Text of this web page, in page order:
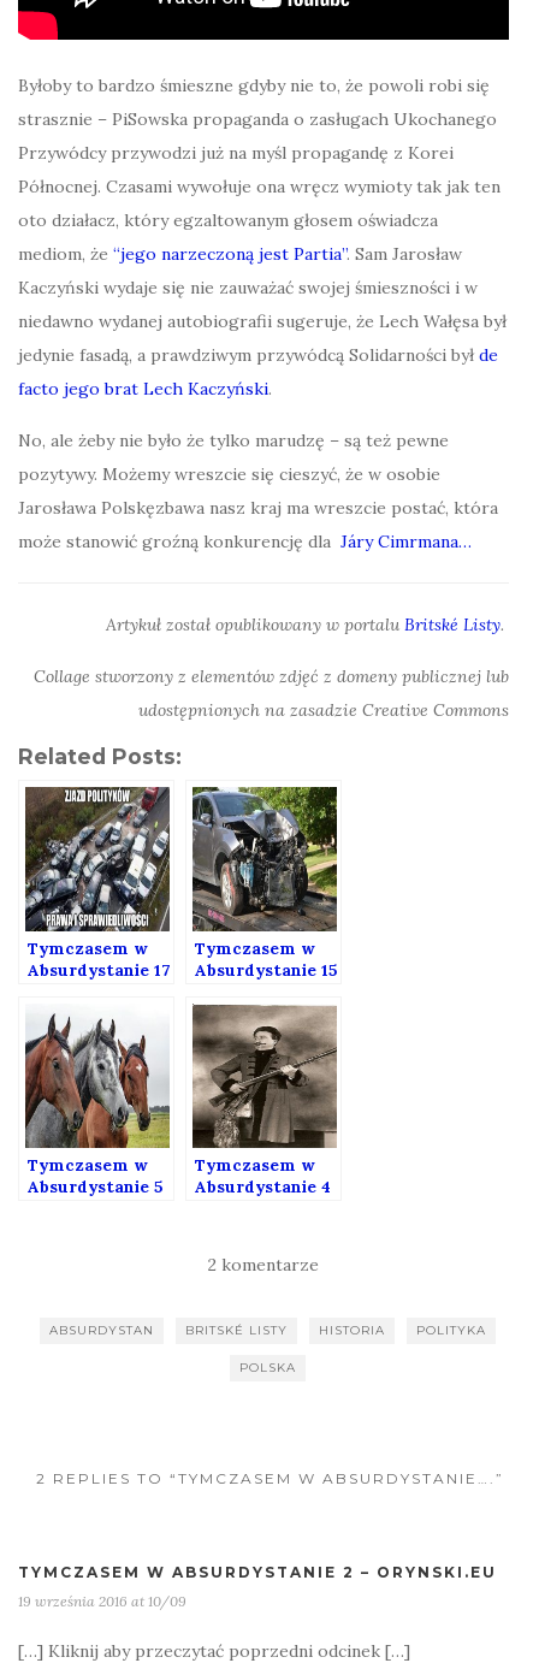
Byłoby to bardzo śmieszne gdyby nie to, że powoli robi się
strasznie – PiSowska propaganda o zasługach Ukochanego
Przywódcy przywodzi już na myśl propagandę z Korei
Północnej. Czasami wywołuje ona wręcz wymioty tak jak ten
oto działacz, który egzaltowanym głosem oświadcza
mediom, że “jego narzeczoną jest Partia”. Sam Jarosław
Kaczyński wydaje się nie zauważać swojej śmieszności i w
niedawno wydanej autobiografii sugeruje, że Lech Wałęsa był
jedynie fasadą, a prawdziwym przywódcą Solidarności byłde
facto jego brat Lech Kaczyński.
No, ale żeby nie było że tylko marudzę – są też pewne
pozytywy. Możemy wreszcie się cieszyć, że w osobie
Jarosława Polskęzbawa nasz kraj ma wreszcie postać, która
może stanowić groźną konkurencję dla Járy Cimrmana…
Artykuł został opublikowany w portalu Britské Listy.
Collage stworzony z elementów zdjęć z domeny publicznej lub
udostępnionych na zasadzie Creative Commons
Related Posts:
Tymczasem w
Absurdystanie 17
Tymczasem w
Absurdystanie 15
Tymczasem w
Absurdystanie 5
Tymczasem w
Absurdystanie 4
2 komentarze
ABSURDYSTAN BRITSKÉ LISTY HISTORIA POLITYKA
POLSKA
2 REPLIES TO “TYMCZASEM W ABSURDYSTANIE….”
TYMCZASEM W ABSURDYSTANIE 2 – ORYNSKI.EU
19 września 2016 at 10/09
[…] Kliknij aby przeczytać poprzedni odcinek […]